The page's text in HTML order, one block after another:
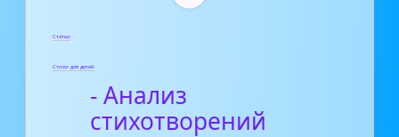
Статьи
Стихи для детей
- Анализ
стихотворений